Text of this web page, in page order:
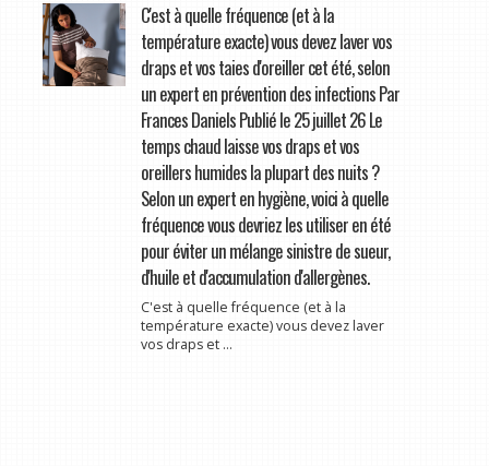
C'est à quelle fréquence (et à la
température exacte) vous devez laver vos
draps et vos taies d'oreiller cet été, selon
un expert en prévention des infections Par
Frances Daniels Publié le 25 juillet 26 Le
temps chaud laisse vos draps et vos
oreillers humides la plupart des nuits ?
Selon un expert en hygiène, voici à quelle
fréquence vous devriez les utiliser en été
pour éviter un mélange sinistre de sueur,
d'huile et d'accumulation d'allergènes.
C'est à quelle fréquence (et à la
température exacte) vous devez laver
vos draps et ...